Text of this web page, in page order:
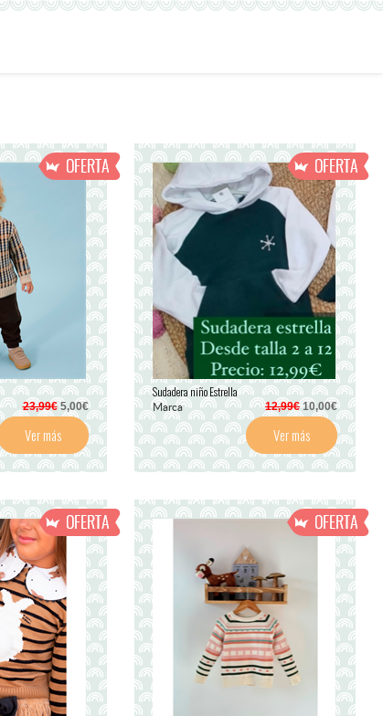
23,99€5,00€
Ver más
Sudadera niño Estrella
Marca 12,99€10,00€
Ver más